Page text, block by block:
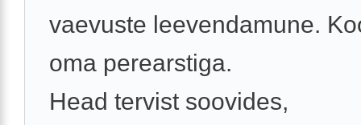
vaevuste leevendamune.
oma perearstiga.
Head tervist soovides,